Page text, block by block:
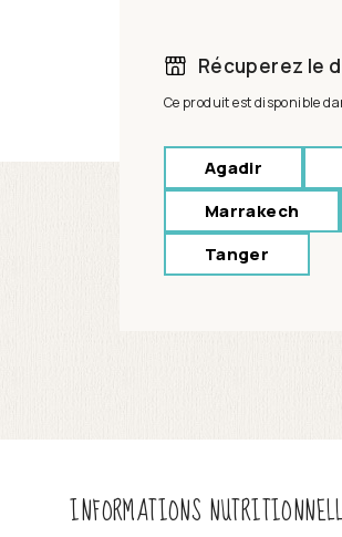
Récuperez le
Ce produit est disponible
Agadir
Marrakech
Tanger
INFORMATIONS